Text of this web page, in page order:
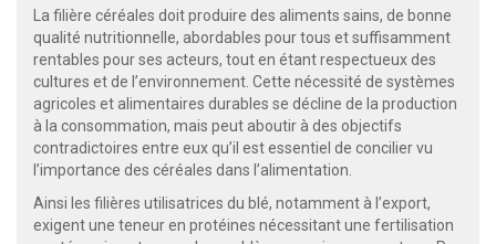
La filière céréales doit produire des aliments sains, de bonne
qualité nutritionnelle, abordables pour tous et suffisamment
rentables pour ses acteurs, tout en étant respectueux des
cultures et de l’environnement. Cette nécessité de systèmes
agricoles et alimentaires durables se décline de la production
à la consommation, mais peut aboutir à des objectifs
contradictoires entre eux qu’il est essentiel de concilier vu
l’importance des céréales dans l’alimentation.
Ainsi les filières utilisatrices du blé, notamment à l’export,
exigent une teneur en protéines nécessitant une fertilisation